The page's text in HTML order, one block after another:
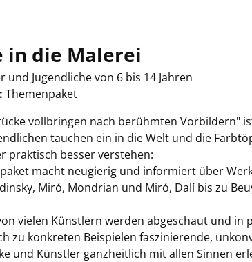
in die Malerei
und Jugendliche von 6 bis 14 Jahren
Themenpaket
vollbringen nach berühmten Vorbildern"
tauchen ein in die Welt und die
praktisch besser verstehen:
macht neugierig und informiert über
Miró, Mondrian und Miró, Dalí bis zu
vielen Künstlern werden abgeschaut und in
zu konkreten Beispielen faszinierende,
und Künstler ganzheitlich mit allen Sinnen